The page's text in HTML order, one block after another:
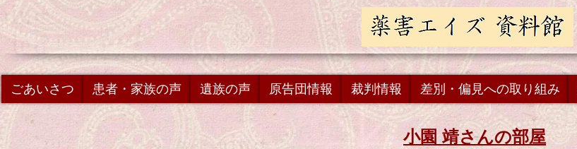
ごあいさつ 患者・家族の声 遺族の声 原告団情報 裁判情報 差別・偏見への取り組み
小園 靖さんの部屋